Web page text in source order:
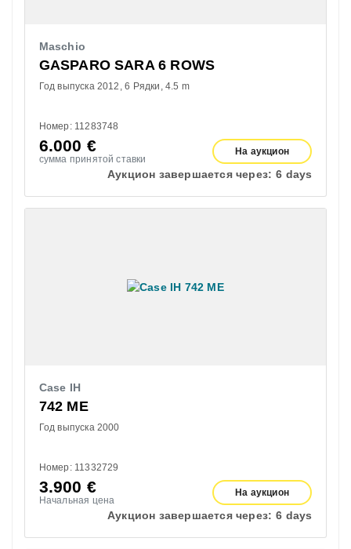
Maschio
GASPARO SARA 6 ROWS
Год выпуска 2012 6 Рядки 4.5 m
Номер: 11283748
6.000 €
сумма принятой ставки
На аукцион
Аукцион завершается через: 6 days
Case IH
742 ME
Год выпуска 2000
Номер: 11332729
3.900 €
Начальная цена
На аукцион
Аукцион завершается через: 6 days